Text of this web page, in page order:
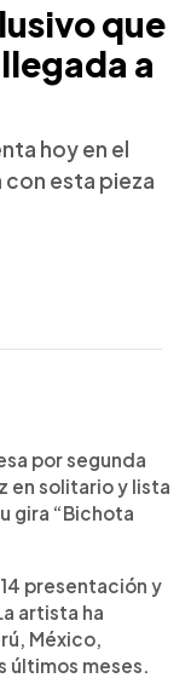
que
a
hoy en el
esta pieza
por segunda
en solitario y lista
gira “Bichota
presentación y
artista ha
México,
últimos meses.